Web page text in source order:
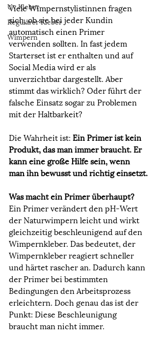
Uv Kleber
Regulärer Kleber
Wimpern
Viele Wimpernstylistinnen fragen
sich, ob sie bei jeder Kundin
automatisch einen Primer
verwenden sollten. In fast jedem
Starterset ist er enthalten und auf
Social Media wird er als
unverzichtbar dargestellt. Aber
stimmt das wirklich? Oder führt der
falsche Einsatz sogar zu Problemen
mit der Haltbarkeit?
Die Wahrheit ist: Ein Primer ist kein
Produkt, das man immer braucht. Er
kann eine große Hilfe sein, wenn
man ihn bewusst und richtig einsetzt.
Was macht ein Primer überhaupt?
Ein Primer verändert den pH-Wert
der Naturwimpern leicht und wirkt
gleichzeitig beschleunigend auf den
Wimpernkleber. Das bedeutet, der
Wimpernkleber reagiert schneller
und härtet rascher an. Dadurch kann
der Primer bei bestimmten
Bedingungen den Arbeitsprozess
erleichtern. Doch genau das ist der
Punkt: Diese Beschleunigung
braucht man nicht immer.